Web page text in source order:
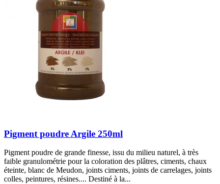
Pigment poudre Argile 250ml
Pigment poudre de grande finesse, issu du milieu naturel, à très
faible granulométrie pour la coloration des plâtres, ciments, chaux
éteinte, blanc de Meudon, joints ciments, joints de carrelages, joints
colles, peintures, résines.... Destiné à la...